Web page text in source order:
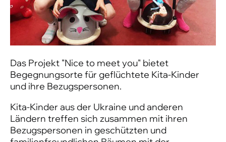
Das Projekt "Nice to meet you" bietet
Begegnungsorte für geflüchtete Kita-Kinder
und ihre Bezugspersonen.
Kita-Kinder aus der Ukraine und anderen
Ländern treffen sich zusammen mit ihren
Bezugspersonen in geschützten und